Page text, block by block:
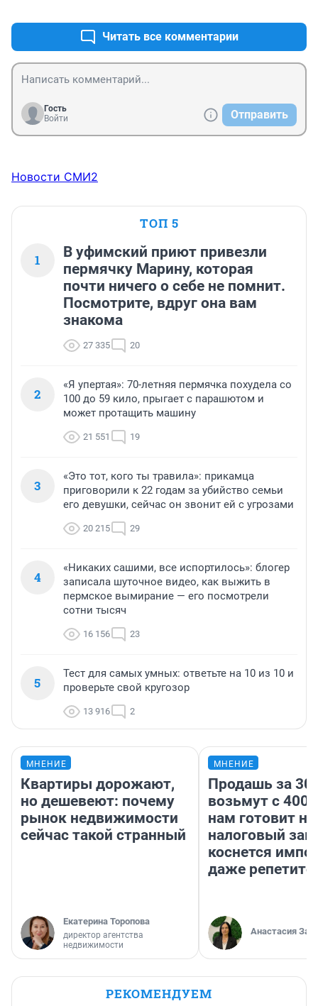
Читать все комментарии
Гость
Войти
Отправить
Новости СМИ2
ТОП 5
1
В уфимский приют привезли
пермячку Марину, которая
почти ничего о себе не помнит.
Посмотрите, вдруг она вам
знакома
27 335 20
2
«Я упертая»: 70-летняя пермячка похудела со
100 до 59 кило, прыгает с парашютом и
может протащить машину
21 551 19
3
«Это тот, кого ты травила»: прикамца
приговорили к 22 годам за убийство семьи
его девушки, сейчас он звонит ей с угрозами
20 215 29
4
«Никаких сашими, все испортилось»: блогер
записала шуточное видео, как выжить в
пермское вымирание — его посмотрели
сотни тысяч
16 156 23
5
Тест для самых умных: ответьте на 10 из 10 и
проверьте свой кругозор
13 916 2
МНЕНИЕ
Квартиры дорожают,
но дешевеют: почему
рынок недвижимости
сейчас такой странный
Екатерина Торопова
директор агентства
недвижимости
МНЕНИЕ
Продашь за
возьмут с
нам готовит
налоговый
коснется
даже
Анастасия
РЕКОМЕНДУЕМ